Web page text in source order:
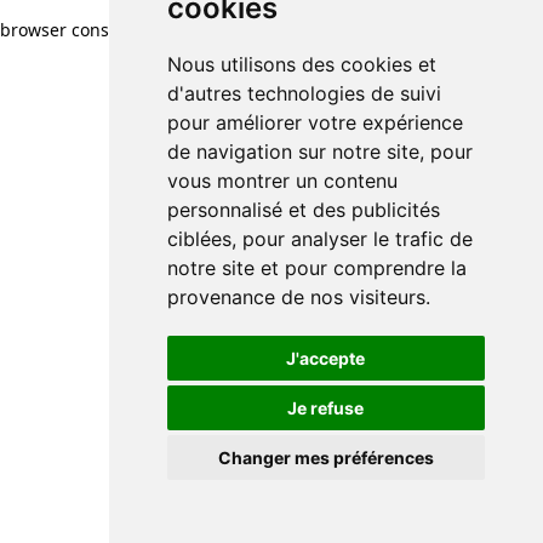
cookies
Nous utilisons des cookies et
d'autres technologies de suivi
pour améliorer votre expérience
de navigation sur notre site, pour
vous montrer un contenu
personnalisé et des publicités
ciblées, pour analyser le trafic de
notre site et pour comprendre la
provenance de nos visiteurs.
J'accepte
Je refuse
Changer mes préférences
browser console for more information)